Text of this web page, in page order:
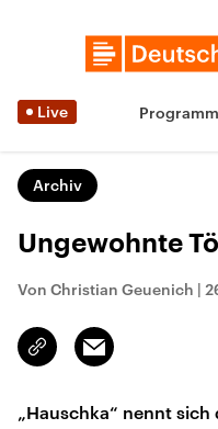
Live Programm
Archiv
Ungewohnte
Von Christian Geuenich |
Link
kopieren/teilen
Email
„Hauschka“ nennt